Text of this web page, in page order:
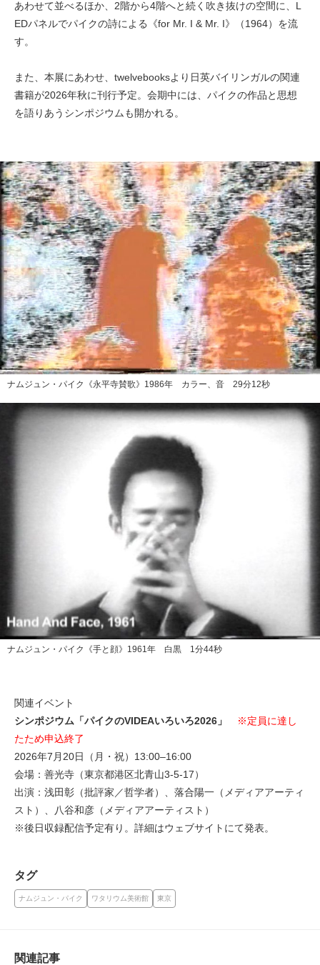
あわせて並べるほか、2階から4階へと続く吹き抜けの空間に、L
EDパネルでパイクの詩による《for Mr. I & Mr. I》（1964）を流
す。
また、本展にあわせ、twelvebooksより日英バイリンガルの関連
書籍が2026年秋に刊行予定。会期中には、パイクの作品と思想
を語りあうシンポジウムも開かれる。
ナムジュン・パイク《永平寺賛歌》1986年 カラー、音 29分12秒
ナムジュン・パイク《手と顔》1961年 白黒 1分44秒
関連イベント
シンポジウム「パイクのVIDEAいろいろ2026」
※定員に達し
たため申込終了
2026年7月20日（月・祝）13:00–16:00
会場：善光寺（東京都港区北青山3-5-17）
出演：浅田彰（批評家／哲学者）、落合陽一（メディアアーティ
スト）、八谷和彦（メディアアーティスト）
※後日収録配信予定有り。詳細はウェブサイトにて発表。
タグ
ナムジュン・パイク ワタリウム美術館 東京
関連記事